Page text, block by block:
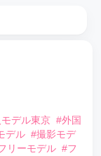
デル東京 #外国
デル #撮影モデ
リーモデル #フ